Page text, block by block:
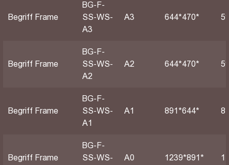
Begriff Frame
BG-F-
SS-WS-
A3
A3 644*470*
Begriff Frame
BG-F-
SS-WS-
A2
A2 644*470*
Begriff Frame
BG-F-
SS-WS-
A1
А1 891*644*
Begriff Frame
BG-F-
SS-WS-
А0 1239*891*